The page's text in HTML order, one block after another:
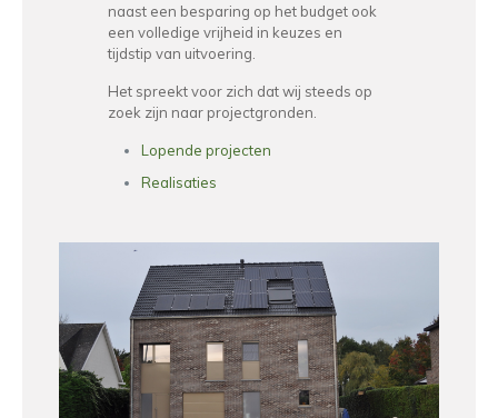
naast een besparing op het budget ook
een volledige vrijheid in keuzes en
tijdstip van uitvoering.
Het spreekt voor zich dat wij steeds op
zoek zijn naar projectgronden.
Lopende projecten
Realisaties